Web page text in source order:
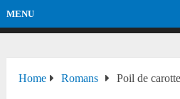
MENU
Home Romans Poil de carotte